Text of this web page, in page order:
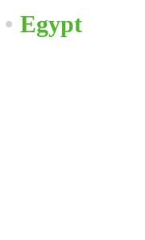
• Egypt